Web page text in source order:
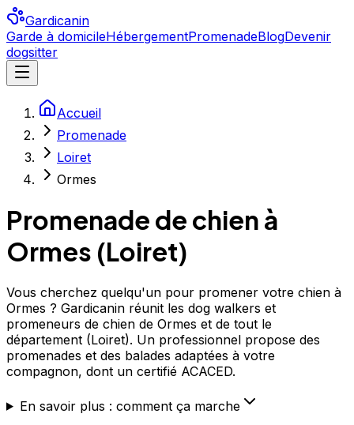
Gardicanin
Garde à domicileHébergementPromenadeBlogDevenir
dogsitter
Accueil
Promenade
Loiret
Ormes
Promenade de chien à
Ormes (Loiret)
Vous cherchez quelqu'un pour promener votre chien à
Ormes ? Gardicanin réunit les dog walkers et
promeneurs de chien de Ormes et de tout le
département (Loiret). Un professionnel propose des
promenades et des balades adaptées à votre
compagnon, dont un certifié ACACED.
En savoir plus : comment ça marche